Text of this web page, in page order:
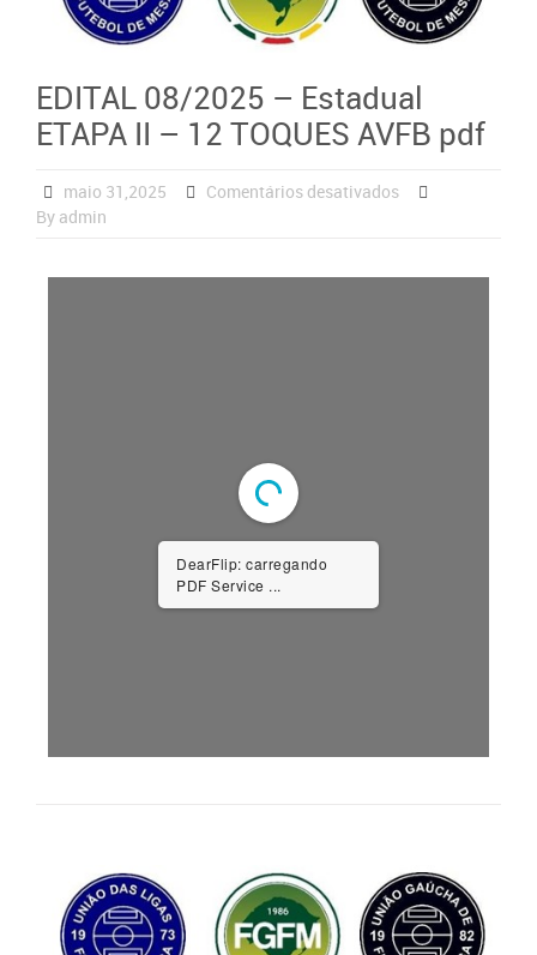
EDITAL 08/2025 – Estadual
ETAPA II – 12 TOQUES AVFB pdf
maio 31,2025
Comentários desativados
By admin
DearFlip: carregando
PDF Service ...